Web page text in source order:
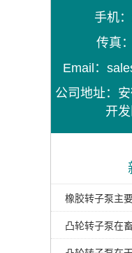
手机
传真
Email：
公司地址：
开
橡胶转子泵主
凸轮转子泵在